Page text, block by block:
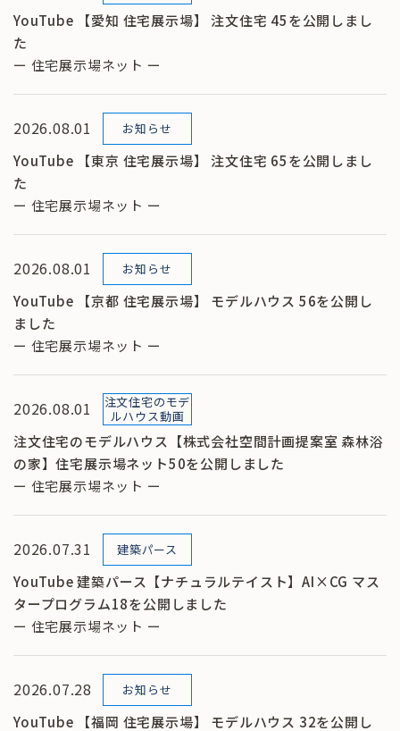
YouTube 【愛知 住宅展示場】 注文住宅 45を公開しまし
た
ー 住宅展示場ネット ー
2026.08.01 お知らせ
YouTube 【東京 住宅展示場】 注文住宅 65を公開しまし
た
ー 住宅展示場ネット ー
2026.08.01 お知らせ
YouTube 【京都 住宅展示場】 モデルハウス 56を公開し
ました
ー 住宅展示場ネット ー
2026.08.01
注文住宅のモデ
ルハウス動画
注文住宅のモデルハウス【株式会社空間計画提案室 森林浴
の家】住宅展示場ネット50を公開しました
ー 住宅展示場ネット ー
2026.07.31 建築パース
YouTube 建築パース【ナチュラルテイスト】AI×CG マス
タープログラム18を公開しました
ー 住宅展示場ネット ー
2026.07.28 お知らせ
YouTube 【福岡 住宅展示場】 モデルハウス 32を公開し